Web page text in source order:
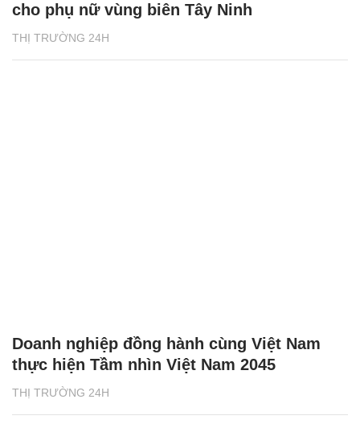
THỊ TRƯỜNG 24H
cho phụ nữ vùng biên Tây Ninh
THỊ TRƯỜNG 24H
Doanh nghiệp đồng hành cùng Việt Nam
thực hiện Tầm nhìn Việt Nam 2045